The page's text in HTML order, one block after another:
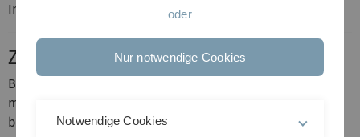
Interdisziplinäres Denken und Spaß an Biologie
Zielgruppe
Bachelor- und Masterstudenten der Studiengänge
mathematische Biometrie werden bevorzugt
berücksichtigt.
oder
Nur notwendige Cookies
Notwendige Cookies